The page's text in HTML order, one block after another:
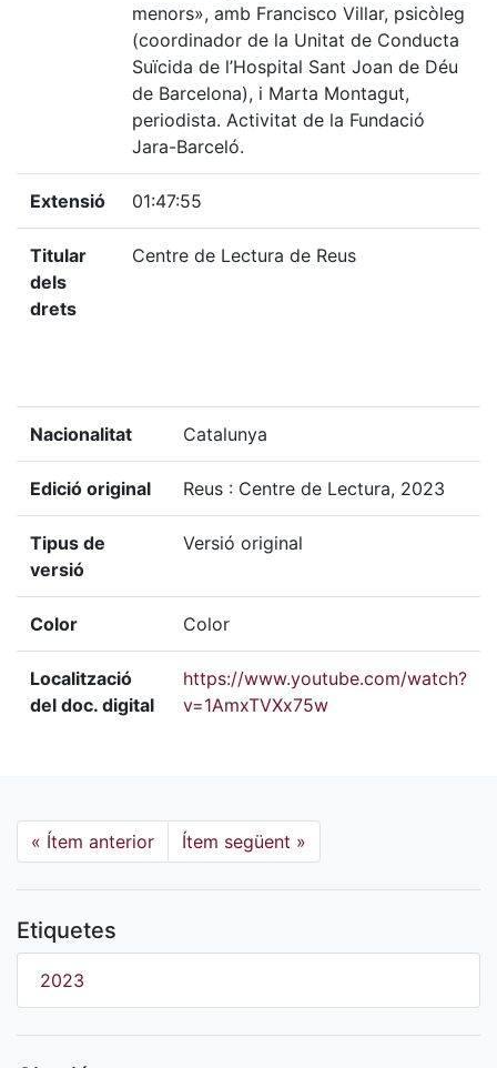
menors», amb Francisco Villar, psicòleg
(coordinador de la Unitat de Conducta
Suïcida de l’Hospital Sant Joan de Déu
de Barcelona), i Marta Montagut,
periodista. Activitat de la Fundació
Jara-Barceló.
Extensió 01:47:55
Titular
dels
drets
Centre de Lectura de Reus
Nacionalitat Catalunya
Edició original Reus : Centre de Lectura, 2023
Tipus de
versió
Versió original
Color Color
Localització
del doc. digital
https://www.youtube.com/watch?
v=1AmxTVXx75w
« Ítem anterior Ítem següent »
Etiquetes
2023